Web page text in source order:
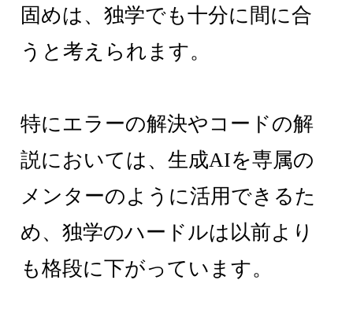
固めは、独学でも十分に間に合
うと考えられます。
特にエラーの解決やコードの解
説においては、生成AIを専属の
メンターのように活用できるた
め、独学のハードルは以前より
も格段に下がっています。